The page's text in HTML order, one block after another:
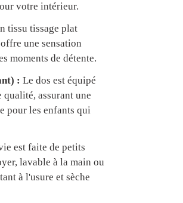
votre intérieur.
tissu tissage plat
une sensation
moments de détente.
: Le dos est équipé
qualité, assurant une
pour les enfants qui
est faite de petits
lavable à la main ou
à l'usure et sèche